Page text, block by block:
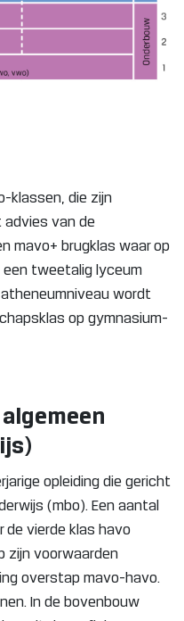
klassen, die zijn
van de
mavo+ brugklas waar op
tweetalig lyceum
wordt
op gymnasium-
opleiding die gericht
(mbo). Een aantal
de vierde klas havo
zijn voorwaarden
overstap mavo-havo.
In de bovenbouw